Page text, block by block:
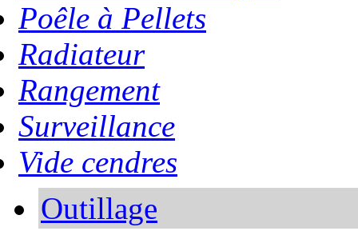
Poêle à Pellets
Radiateur
Rangement
Surveillance
Vide cendres
Outillage